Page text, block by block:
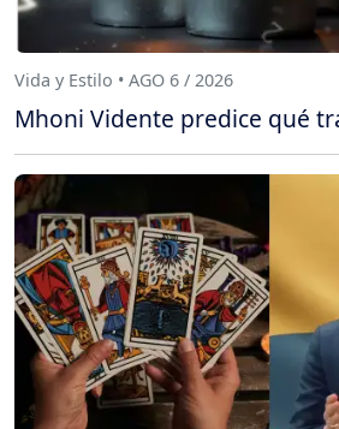
Vida y Estilo • AGO 6 / 2026
Mhoni Vidente predice qué